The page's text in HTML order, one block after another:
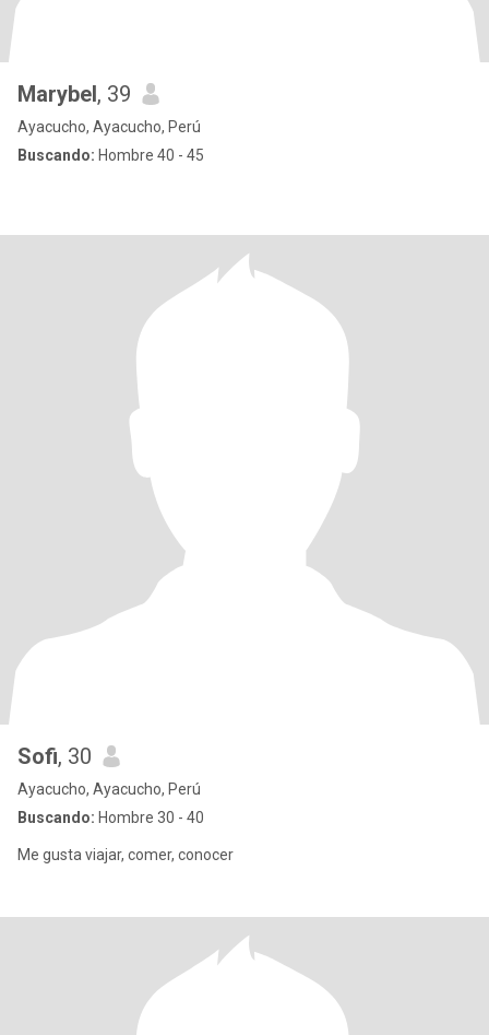
Marybel, 39
Ayacucho, Ayacucho, Perú
Buscando: Hombre 40 - 45
Sofi, 30
Ayacucho, Ayacucho, Perú
Buscando: Hombre 30 - 40
Me gusta viajar, comer, conocer